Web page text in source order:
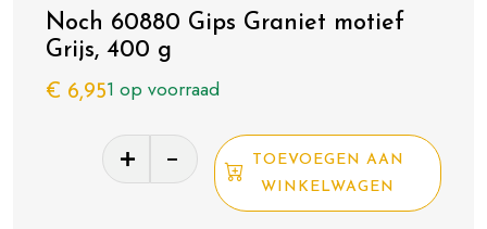
Noch 60880 Gips Graniet motief
Grijs, 400 g
€ 6,951 op voorraad
Noch
60880
TOEVOEGEN AAN
WINKELWAGEN